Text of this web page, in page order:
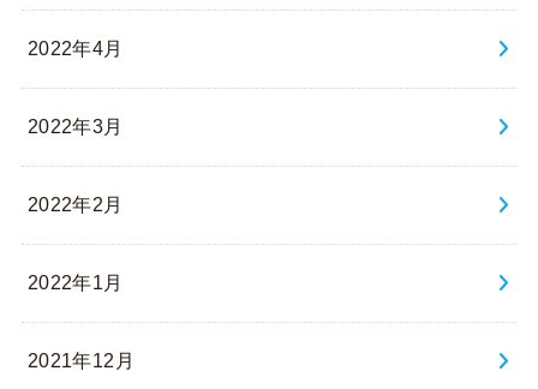
2022年4月
2022年3月
2022年2月
2022年1月
2021年12月